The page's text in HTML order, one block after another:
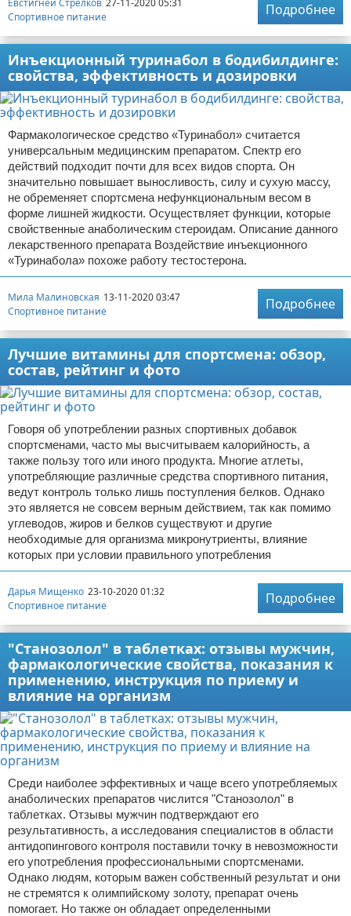
Спортивное питание
Подробнее
Инъекционный туринабол в бодибилдинге:
свойства, эффективность и дозировки
Фармакологическое средство «Туринабол» считается
универсальным медицинским препаратом. Спектр его
действий подходит почти для всех видов спорта. Он
значительно повышает выносливость, силу и сухую массу,
не обременяет спортсмена нефункциональным весом в
форме лишней жидкости. Осуществляет функции, которые
свойственные анаболическим стероидам. Описание данного
лекарственного препарата Воздействие инъекционного
«Туринабола» похоже работу тестостерона.
Мила Малиновская 13-11-2020 03:47
Спортивное питание
Подробнее
Лучшие витамины для спортсмена: обзор,
состав, рейтинг и фото
Говоря об употреблении разных спортивных добавок
спортсменами, часто мы высчитываем калорийность, а
также пользу того или иного продукта. Многие атлеты,
употребляющие различные средства спортивного питания,
ведут контроль только лишь поступления белков. Однако
это является не совсем верным действием, так как помимо
углеводов, жиров и белков существуют и другие
необходимые для организма микронутриенты, влияние
которых при условии правильного употребления
Дарья Мищенко 23-10-2020 01:32
Спортивное питание
Подробнее
"Станозолол" в таблетках: отзывы мужчин,
фармакологические свойства, показания к
применению, инструкция по приему и
влияние на организм
Среди наиболее эффективных и чаще всего употребляемых
анаболических препаратов числится "Станозолол" в
таблетках. Отзывы мужчин подтверждают его
результативность, а исследования специалистов в области
антидопингового контроля поставили точку в невозможности
его употребления профессиональными спортсменами.
Однако людям, которым важен собственный результат и они
не стремятся к олимпийскому золоту, препарат очень
помогает. Но также он обладает определенными